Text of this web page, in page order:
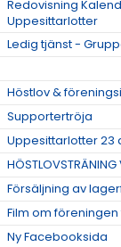
Redovisning
Uppesittarlotter
Ledig tjänst -
Höstlov &
Supportertröja
Uppesittarlotter
Försäljning av
Film om
Ny Facebooksida